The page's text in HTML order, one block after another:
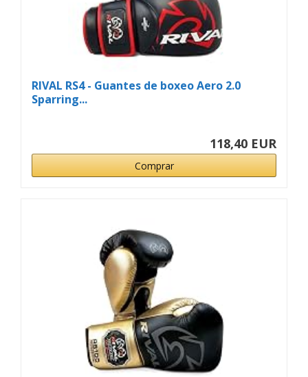
RIVAL RS4 - Guantes de boxeo Aero 2.0
Sparring...
118,40 EUR
Comprar